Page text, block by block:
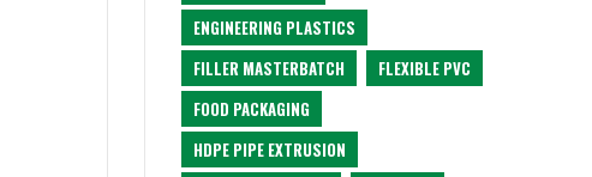
ENGINEERING PLASTICS
FILLER MASTERBATCH
FLEXIBLE PVC
FOOD PACKAGING
HDPE PIPE EXTRUSION